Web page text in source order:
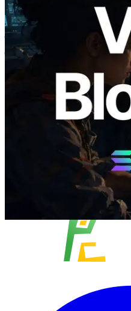
Validators Solutions
Analyzer लॉन्च किया
उत्पादन समय और
विज़ुअलाइज़ेशन